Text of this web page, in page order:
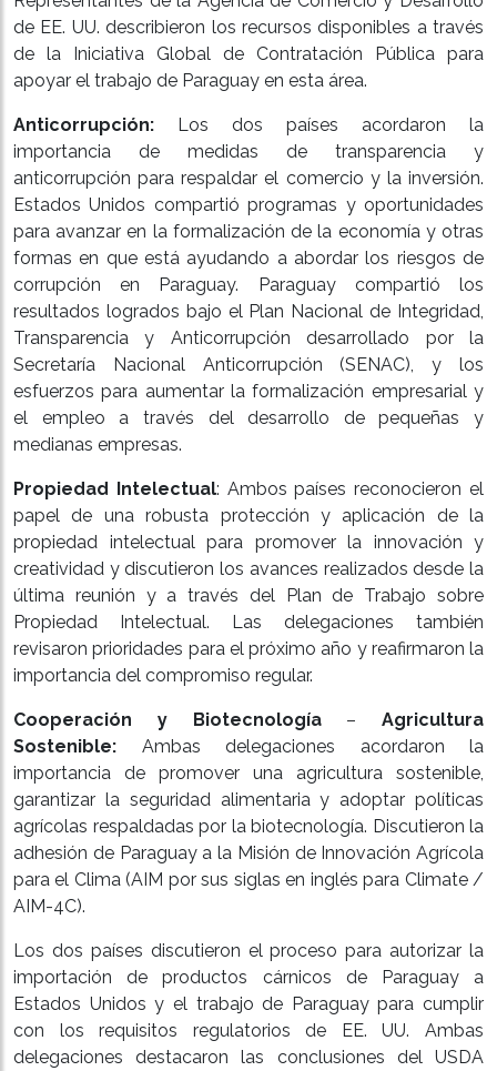
de EE. UU. describieron los recursos disponibles a través
de la Iniciativa Global de Contratación Pública para
apoyar el trabajo de Paraguay en esta área.
Anticorrupción: Los dos países acordaron la
importancia de medidas de transparencia y
anticorrupción para respaldar el comercio y la inversión.
Estados Unidos compartió programas y oportunidades
para avanzar en la formalización de la economía y otras
formas en que está ayudando a abordar los riesgos de
corrupción en Paraguay. Paraguay compartió los
resultados logrados bajo el Plan Nacional de Integridad,
Transparencia y Anticorrupción desarrollado por la
Secretaría Nacional Anticorrupción (SENAC), y los
esfuerzos para aumentar la formalización empresarial y
el empleo a través del desarrollo de pequeñas y
medianas empresas.
Propiedad Intelectual: Ambos países reconocieron el
papel de una robusta protección y aplicación de la
propiedad intelectual para promover la innovación y
creatividad y discutieron los avances realizados desde la
última reunión y a través del Plan de Trabajo sobre
Propiedad Intelectual. Las delegaciones también
revisaron prioridades para el próximo año y reafirmaron la
importancia del compromiso regular.
Cooperación y Biotecnología– Agricultura
Sostenible: Ambas delegaciones acordaron la
importancia de promover una agricultura sostenible,
garantizar la seguridad alimentaria y adoptar políticas
agrícolas respaldadas por la biotecnología. Discutieron la
adhesión de Paraguay a la Misión de Innovación Agrícola
para el Clima (AIM por sus siglas en inglés para Climate /
AIM-4C).
Los dos países discutieron el proceso para autorizar la
importación de productos cárnicos de Paraguay a
Estados Unidos y el trabajo de Paraguay para cumplir
con los requisitos regulatorios de EE. UU. Ambas
delegaciones destacaron las conclusiones del USDA